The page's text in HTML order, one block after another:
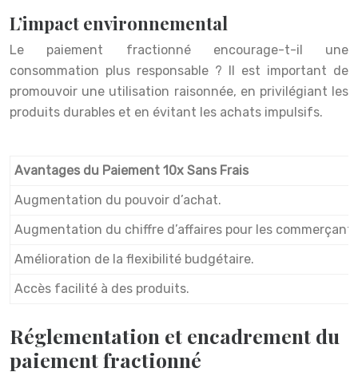
L’impact environnemental
Le paiement fractionné encourage-t-il une
consommation plus responsable ? Il est important de
promouvoir une utilisation raisonnée, en privilégiant les
produits durables et en évitant les achats impulsifs.
Avantages du Paiement 10x Sans Frais
Augmentation du pouvoir d’achat.
Augmentation du chiffre d’affaires pour les
Amélioration de la flexibilité budgétaire.
Accès facilité à des produits.
Réglementation et encadrement du
paiement fractionné